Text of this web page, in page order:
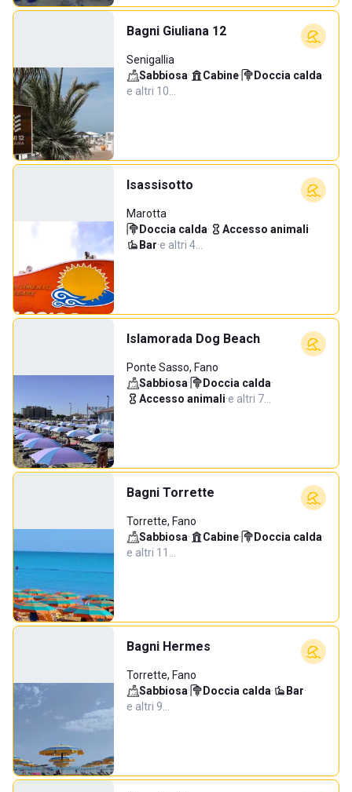
Bagni Giuliana 12
Senigallia
Sabbiosa· Cabine· Doccia calda·
e altri 10…
Isassisotto
Marotta
Doccia calda· Accesso animali·
Bar·e altri 4…
Islamorada Dog Beach
Ponte Sasso, Fano
Sabbiosa· Doccia calda·
Accesso animali·e altri 7…
Bagni Torrette
Torrette, Fano
Sabbiosa· Cabine· Doccia calda·
e altri 11…
Bagni Hermes
Torrette, Fano
Sabbiosa· Doccia calda· Bar·
e altri 9…